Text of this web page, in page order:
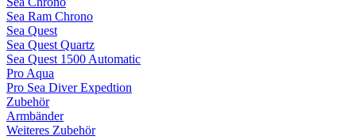
Sea Ram Chrono
Sea Quest
Sea Quest Quartz
Sea Quest 1500 Automatic
Pro Aqua
Pro Sea Diver Expedtion
Zubehör
Armbänder
Weiteres Zubehör